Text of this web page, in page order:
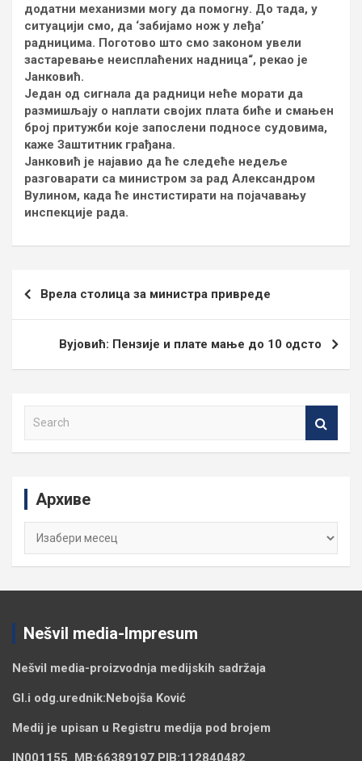
додатни механизми могу да помогну. До тада, у
ситуацији смо, да ‘забијамо нож у леђа’
радницима. Поготово што смо законом увели
застаревање неисплаћених надница“, рекао је
Јанковић.
Један од сигнала да радници неће морати да
размишљају о наплати својих плата биће и смањен
број притужби које запослени подносе судовима,
каже Заштитник грађана.
Јанковић је најавио да ће следеће недеље
разговарати са министром за рад Александром
Вулином, када ће инстистирати на појачавању
инспекције рада.
чланка
Врела столица за министра привреде
Вујовић: Пензије и плате мање до 10 одсто
Архиве
Архиве
Nešvil media-Impresum
Nešvil media-proizvodnja medijskih sadržaja
Gl.i odg.urednik:Nebojša Ković
Medij je upisan u Registru medija pod brojem
IN001155 MB:66389197 PIB:112840482